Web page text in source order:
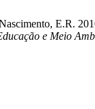
Nascimento,
e Meio